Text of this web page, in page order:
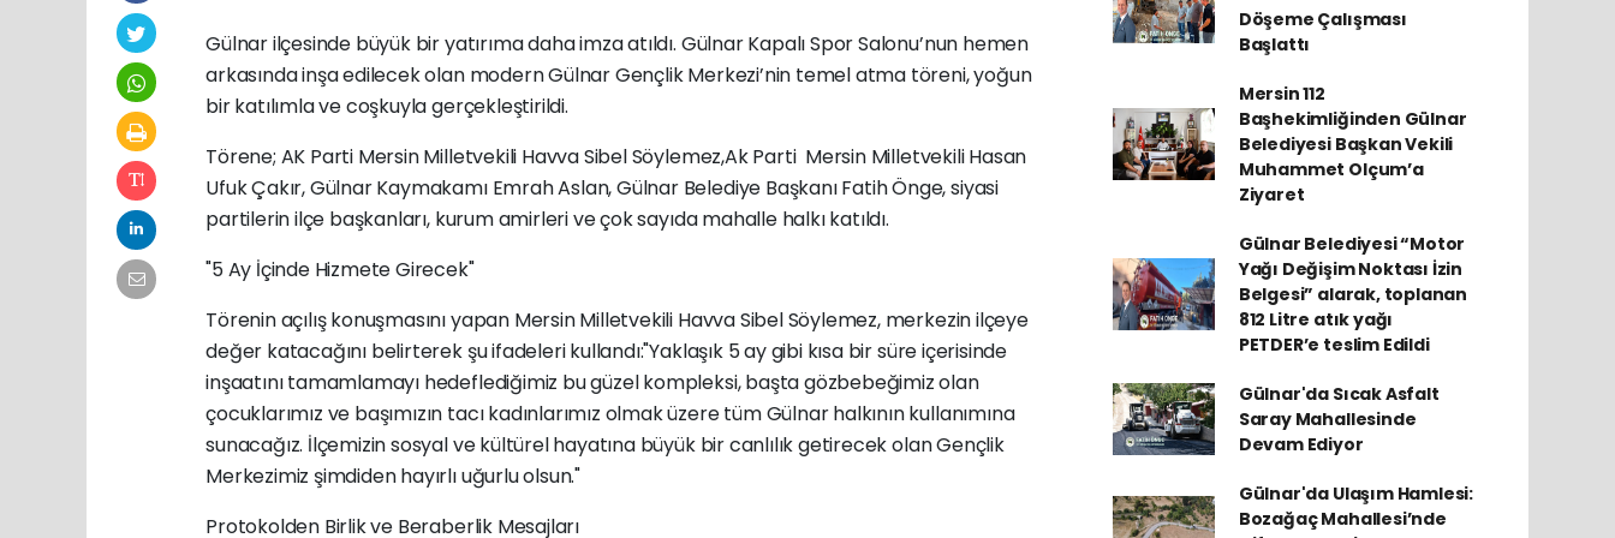
Gülnar ilçesinde büyük bir yatırıma daha imza atıldı. Gülnar Kapalı Spor Salonu’nun hemen
arkasında inşa edilecek olan modern Gülnar Gençlik Merkezi’nin temel atma töreni, yoğun
bir katılımla ve coşkuyla gerçekleştirildi.
Törene; AK Parti Mersin Milletvekili Havva Sibel Söylemez,Ak Parti Mersin Milletvekili Hasan
Ufuk Çakır, Gülnar Kaymakamı Emrah Aslan, Gülnar Belediye Başkanı Fatih Önge, siyasi
partilerin ilçe başkanları, kurum amirleri ve çok sayıda mahalle halkı katıldı.
"5 Ay İçinde Hizmete Girecek"
Törenin açılış konuşmasını yapan Mersin Milletvekili Havva Sibel Söylemez, merkezin ilçeye
değer katacağını belirterek şu ifadeleri kullandı:"Yaklaşık 5 ay gibi kısa bir süre içerisinde
inşaatını tamamlamayı hedeflediğimiz bu güzel kompleksi, başta gözbebeğimiz olan
çocuklarımız ve başımızın tacı kadınlarımız olmak üzere tüm Gülnar halkının kullanımına
sunacağız. İlçemizin sosyal ve kültürel hayatına büyük bir canlılık getirecek olan Gençlik
Merkezimiz şimdiden hayırlı uğurlu olsun."
Protokolden Birlik ve Beraberlik Mesajları
Döşeme Çalışması
Başlattı
Mersin 112
Başhekimliğinden Gülnar
Belediyesi Başkan Vekili
Muhammet Olçum’a
Ziyaret
Gülnar Belediyesi “Motor
Yağı Değişim Noktası İzin
Belgesi” alarak, toplanan
812 Litre atık yağı
PETDER’e teslim Edildi
Gülnar'da Sıcak Asfalt
Saray Mahallesinde
Devam Ediyor
Gülnar'da Ulaşım Hamlesi:
Bozağaç Mahallesi’nde